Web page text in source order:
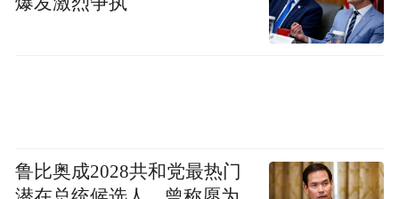
大问题。
鲁比奥成2028共和党最热门